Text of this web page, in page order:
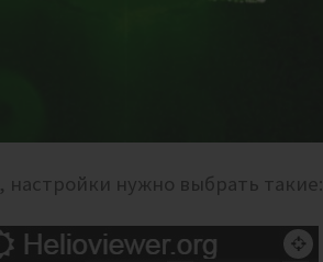
, настройки нужно выбрать такие: